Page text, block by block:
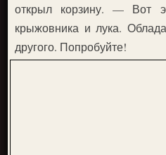
открыл корзину. — Вот
крыжовника и лука.
другого. Попробуйте!